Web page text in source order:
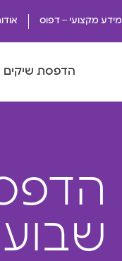
מידע מקצועי – דפוס
הדפסת שיקים